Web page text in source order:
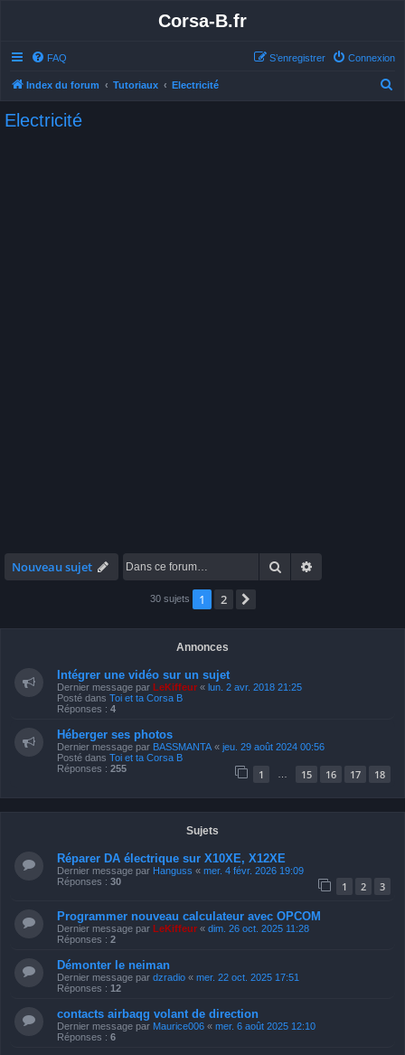
Corsa-B.fr
FAQ Connexion
S’enregistrer
Index du forum Tutoriaux Electricité
Electricité
Nouveau sujet Rechercher
30 sujets 1 2
Annonces
Intégrer une vidéo sur un sujet
Dernier message par LeKiffeur « lun. 2 avr. 2018 21:25
Posté dans Toi et ta Corsa B
Réponses : 4
Héberger ses photos
Dernier message par BASSMANTA « jeu. 29 août 2024 00:56
Posté dans Toi et ta Corsa B
Réponses : 255 1 15 16 17 18
Sujets
Réparer DA électrique sur X10XE, X12XE
Dernier message par Hanguss « mer. 4 févr. 2026 19:09
Réponses : 30 1 2 3
Programmer nouveau calculateur avec OPCOM
Dernier message par LeKiffeur « dim. 26 oct. 2025 11:28
Réponses : 2
Démonter le neiman
Dernier message par dzradio « mer. 22 oct. 2025 17:51
Réponses : 12
contacts airbaqg volant de direction
Dernier message par Maurice006 « mer. 6 août 2025 12:10
Réponses : 6